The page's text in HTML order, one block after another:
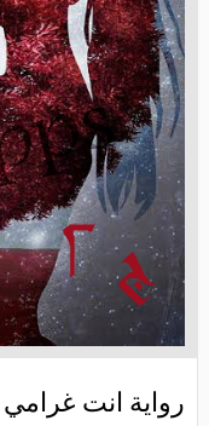
رواية انت